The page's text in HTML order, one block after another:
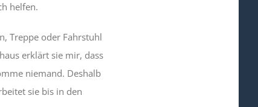
helfen.
Treppe oder Fahrstuhl
erklärt sie mir, dass
niemand. Deshalb
sie bis in den